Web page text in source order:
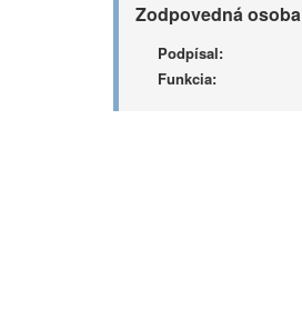
Zodpovedná osoba
Podpísal:
Funkcia: